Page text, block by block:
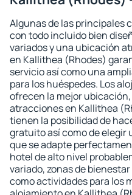
Algunas de las principales
con todo incluido bien
variados y una ubicación
en Kallithea (Rhodes)
servicio así como una
para los huéspedes. Los
ofrecen la mejor
atracciones en Kallithea
tienen la posibilidad de
gratuito así como de
que se adapte
hotel de alto nivel
variado, zonas de
como actividades para los